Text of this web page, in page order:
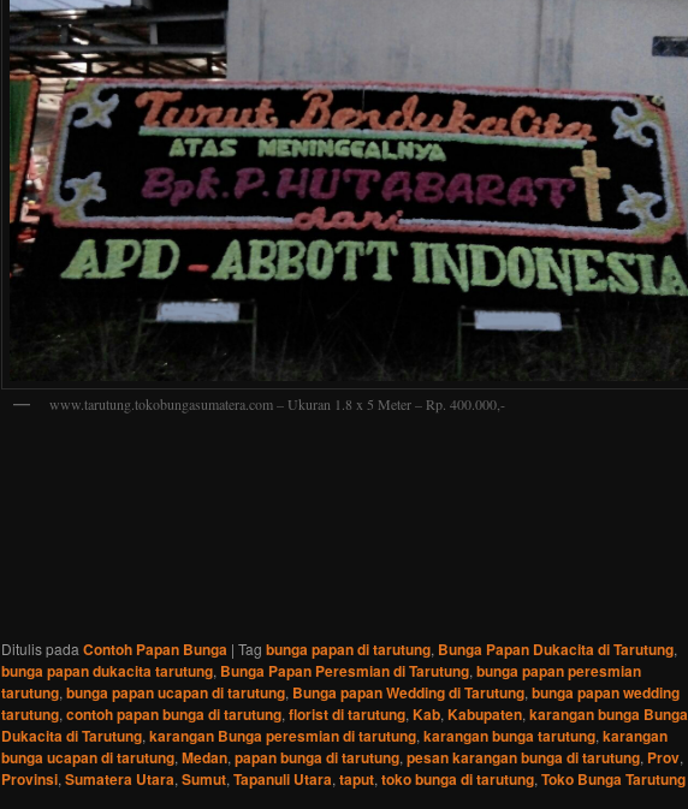
www.tarutung.tokobungasumatera.com – Ukuran 1.8 x 5 Meter – Rp. 400.000,-
Ditulis pada Contoh Papan Bunga | Tag bunga papan di tarutung, Bunga Papan Dukacita di Tarutung,
bunga papan dukacita tarutung, Bunga Papan Peresmian di Tarutung, bunga papan peresmian
tarutung, bunga papan ucapan di tarutung, Bunga papan Wedding di Tarutung, bunga papan wedding
tarutung, contoh papan bunga di tarutung, florist di tarutung, Kab, Kabupaten, karangan bunga Bunga
Dukacita di Tarutung, karangan Bunga peresmian di tarutung, karangan bunga tarutung, karangan
bunga ucapan di tarutung, Medan, papan bunga di tarutung, pesan karangan bunga di tarutung, Prov,
Provinsi, Sumatera Utara, Sumut, Tapanuli Utara, taput, toko bunga di tarutung, Toko Bunga Tarutung